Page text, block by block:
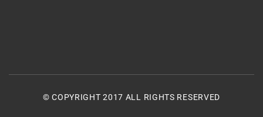
© COPYRIGHT 2017 ALL RIGHTS RESERVED